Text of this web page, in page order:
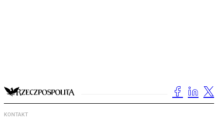
KONTAKT